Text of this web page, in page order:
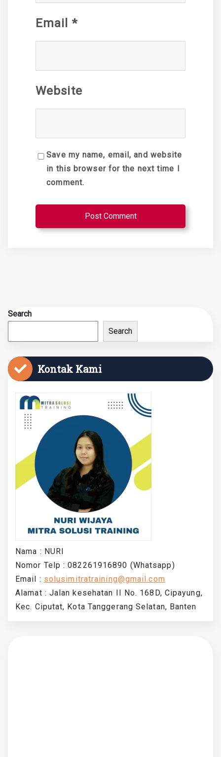
Email *
Website
Save my name, email, and website
in this browser for the next time I
comment.
Search
Search
Kontak Kami
Nama : NURI
Nomor Telp : 082261916890 (Whatsapp)
Email : solusimitratraining@gmail.com
Alamat : Jalan kesehatan II No. 168D, Cipayung,
Kec. Ciputat, Kota Tanggerang Selatan, Banten